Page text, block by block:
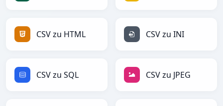
CSV zu HTML CSV zu INI
CSV zu SQL CSV zu JPEG